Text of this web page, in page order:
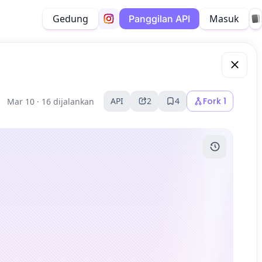
Gedung Panggilan API Masuk
Mar 10 · 16 dijalankan API 2 4 Fork 1